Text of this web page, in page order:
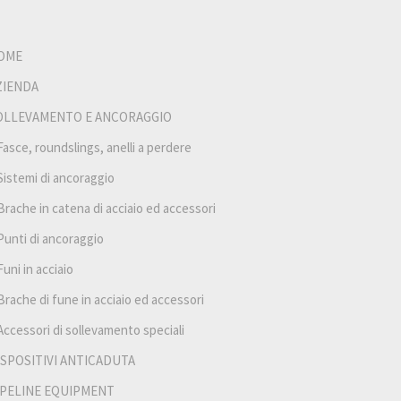
E ANCORAGGIO
roundslings, anelli a perdere
di ancoraggio
in catena di acciaio ed accessori
di ancoraggio
in acciaio
di fune in acciaio ed accessori
di sollevamento speciali
ANTICADUTA
EQUIPMENT